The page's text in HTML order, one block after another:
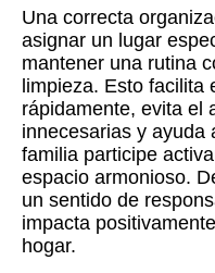
Una correcta
asignar un lugar
mantener una rutina
limpieza. Esto
rápidamente, evita el
innecesarias y ayuda
familia participe
espacio armonioso.
un sentido de
impacta
hogar.